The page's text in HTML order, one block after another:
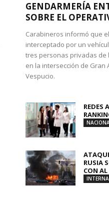
GENDARMERÍA
SOBRE EL
Carabineros informó que
interceptado por un
tres personas privadas de
en la intersección de Gran
Vespucio.
REDES
RUSIA
CON AL